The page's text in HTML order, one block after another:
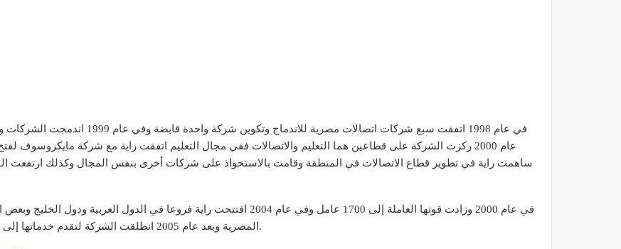
عام 2000 ركزت الشركة على قطاعين هما التعليم والاتصالات ففي مجال التعليم اتفقت راية مع شركة مايكروسوف
في عام 2000 وزادت قوتها العاملة إلى 1700 عامل وفي عام 2004 افتتحت راية فروعا في
المصرية وبعد عام 2005 انطلقت الشركة لتقدم خدماتها إلى دول العالم في أمريكا وأوروبا برأس مال مليار جنيه مصري.